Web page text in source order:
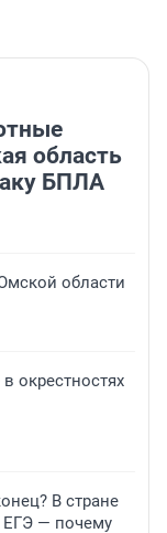
область
БПЛА
области
окрестностях
В стране
ЕГЭ — почему